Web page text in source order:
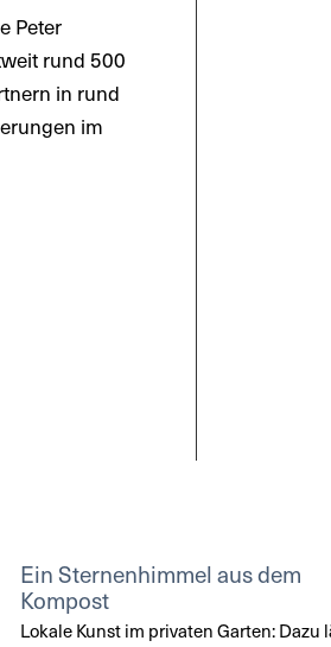
Peter
rund 500
in rund
im
Ein Sternenhimmel aus dem
Kompost
Lokale Kunst im privaten Garten: Dazu